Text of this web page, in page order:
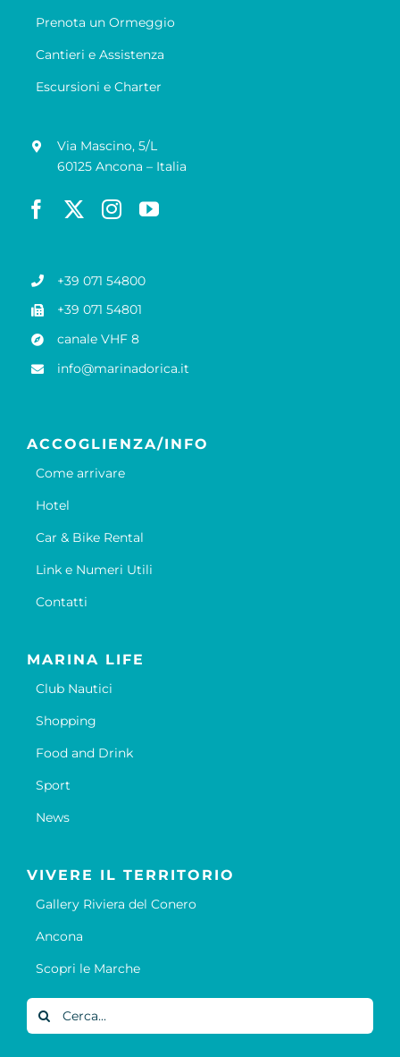
Prenota un Ormeggio
Cantieri e Assistenza
Escursioni e Charter
Via Mascino, 5/L
60125 Ancona – Italia
+39 071 54800
+39 071 54801
canale VHF 8
info@marinadorica.it
ACCOGLIENZA/INFO
Come arrivare
Hotel
Car & Bike Rental
Link e Numeri Utili
Contatti
MARINA LIFE
Club Nautici
Shopping
Food and Drink
Sport
News
VIVERE IL TERRITORIO
Gallery Riviera del Conero
Ancona
Scopri le Marche
Cerca
per: